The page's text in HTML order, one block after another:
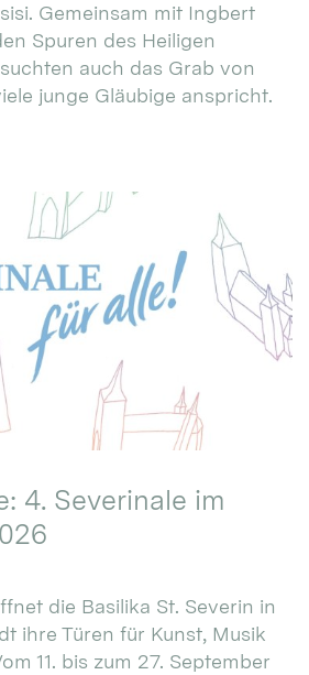
Gemeinsam mit Ingbert
Spuren des Heiligen
auch das Grab von
junge Gläubige anspricht.
4. Severinale im
die Basilika St. Severin in
ihre Türen für Kunst, Musik
11. bis zum 27. September